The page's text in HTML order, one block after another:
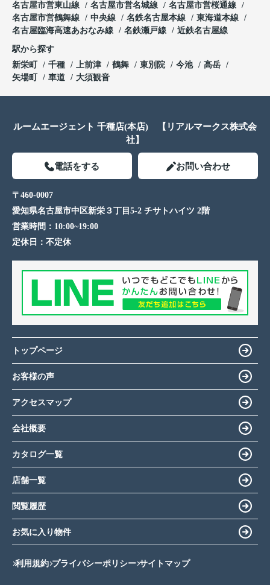
名古屋市営東山線
名古屋市営名城線
名古屋市営桜通線
名古屋市営鶴舞線
中央線 名鉄名古屋本線
東海道本線
名古屋臨海高速あおなみ線
名鉄瀬戸線 近鉄名古屋線
駅から探す
新栄町
千種 上前津 鶴舞 東別院 今池
高岳
矢場町
車道 大須観音
ルームエージェント 千種店(本店) 【リアルマークス株式会
社】
電話をする お問い合わせ
〒460-0007
愛知県名古屋市中区新栄３丁目5-2 チサトハイツ 2階
営業時間： 10:00~19:00
定休日： 不定休
トップページ
お客様の声
アクセスマップ
会社概要
カタログ一覧
店舗一覧
閲覧履歴
お気に入り物件
利用規約 プライバシーポリシー サイトマップ